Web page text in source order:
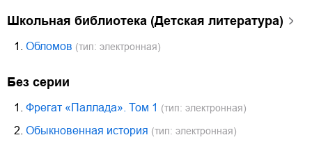
Школьная библиотека (Детская литература)
1. Обломов (тип: электронная)
Без серии
1. Фрегат «Паллада». Том 1 (тип: электронная)
2. Обыкновенная история (тип: электронная)